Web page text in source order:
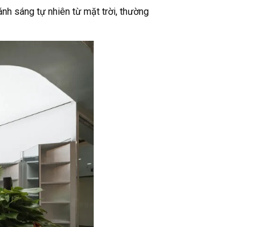
sáng tự nhiên từ mặt trời, thường